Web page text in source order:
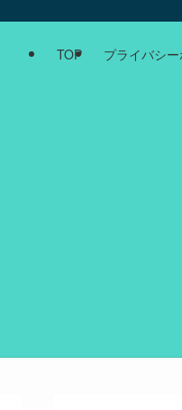
TOP プライバシ